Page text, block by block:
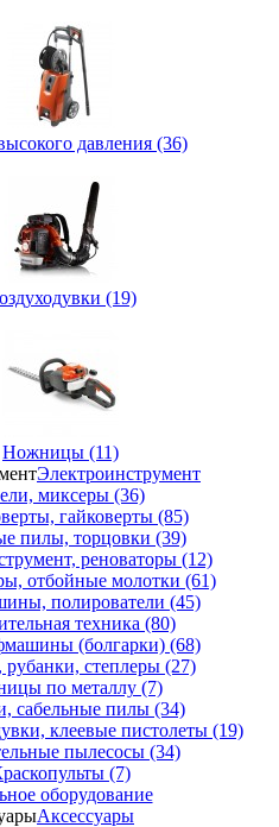
давления (36)
(19)
Ножницы (11)
Электроинструмент
миксеры (36)
гайковерты (85)
пилы, торцовки (39)
реноваторы (12)
отбойные молотки (61)
полирователи (45)
техника (80)
(болгарки) (68)
степлеры (27)
по металлу (7)
сабельные пилы (34)
клеевые пистолеты (19)
пылесосы (34)
(7)
оборудование
Аксессуары